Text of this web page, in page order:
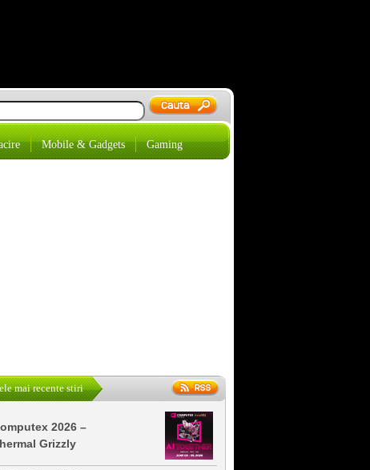
Mobile & Gadgets Gaming
mai recente stiri
2026 –
Grizzly